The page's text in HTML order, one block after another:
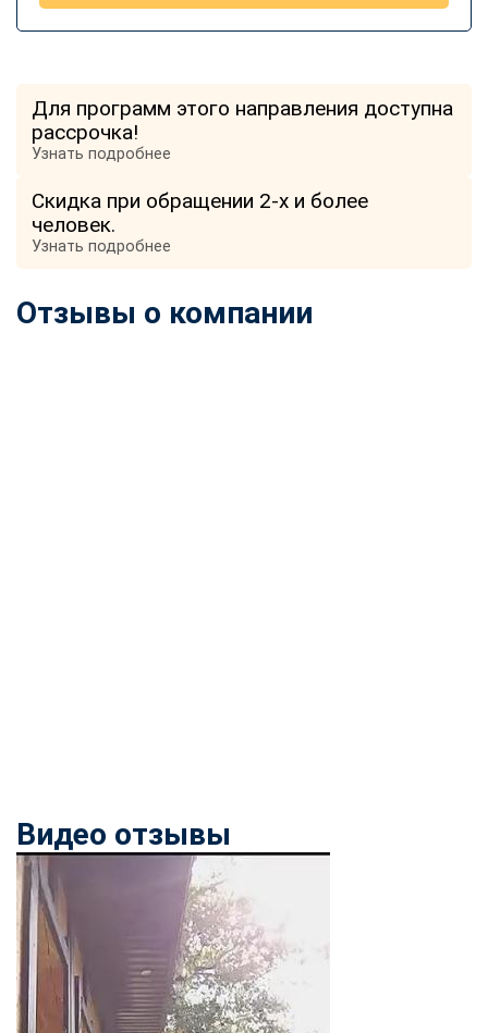
Для программ этого направления доступна
рассрочка!
Узнать подробнее
Скидка при обращении 2-х и более
человек.
Узнать подробнее
Отзывы о компании
Видео отзывы